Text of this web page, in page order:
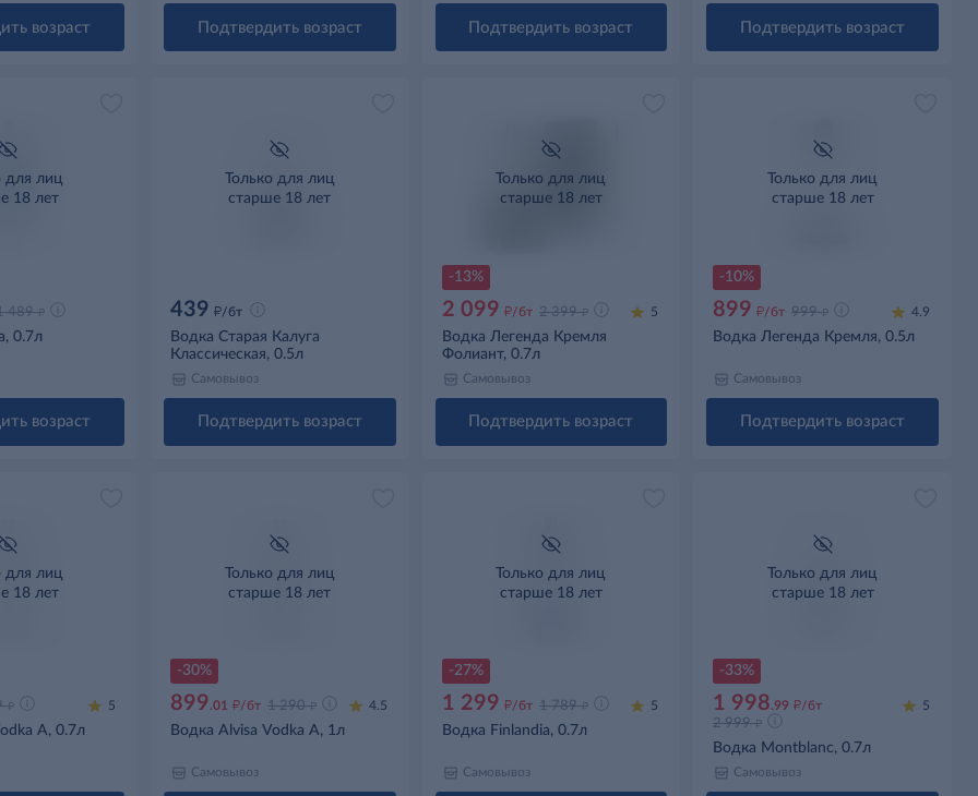
возраст Подтвердить возраст Подтвердить возраст Подтвердить возраст
для лиц
18 лет
489 д
0.7л
возраст
Только для лиц
старше 18 лет
439 д/бт
Водка Старая Калуга
Классическая, 0.5л
Самовывоз
Подтвердить возраст
-13%
Только для лиц
старше 18 лет
2 099 д/бт 2 399 д 5
Водка Легенда Кремля
Фолиант, 0.7л
Самовывоз
Подтвердить возраст
-10%
Только для лиц
старше 18 лет
899 д/бт 999 д 4.9
Водка Легенда Кремля, 0.5л
Самовывоз
Подтвердить возраст
для лиц
18 лет
д 5
A, 0.7л
-30%
Только для лиц
старше 18 лет
899.01 д/бт 1 290 д 4.5
Водка Alvisa Vodka A, 1л
Самовывоз
-27%
Только для лиц
старше 18 лет
1 299 д/бт 1 789 д 5
Водка Finlandia, 0.7л
Самовывоз
-33%
Только для лиц
старше 18 лет
1 998.99 д/бт
2 999 д
5
Водка Montblanc, 0.7л
Самовывоз